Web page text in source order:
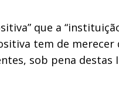
que a
tem de merecer
sob pena destas